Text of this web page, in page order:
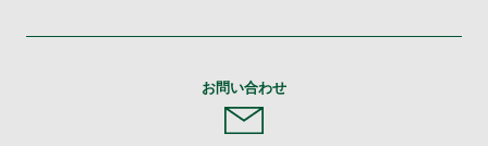
お問い合わせ